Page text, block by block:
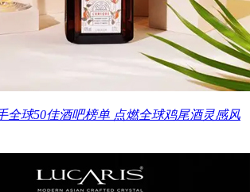
全球50佳酒吧榜单 点燃全球鸡尾酒灵感风